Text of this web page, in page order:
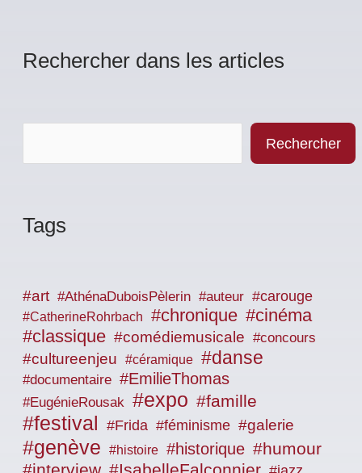
Rechercher dans les articles
Rechercher
Tags
#art #AthénaDuboisPèlerin #auteur #carouge
#CatherineRohrbach #chronique #cinéma
#classique #comédiemusicale #concours
#cultureenjeu #céramique #danse
#documentaire #EmilieThomas
#EugénieRousak #expo #famille
#festival #Frida #féminisme #galerie
#genève #histoire #historique #humour